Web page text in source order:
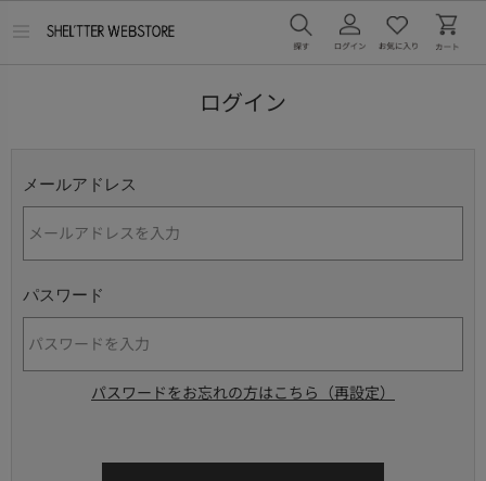
ログイン
メールアドレス
パスワード
パスワードをお忘れの方はこちら（再設定）